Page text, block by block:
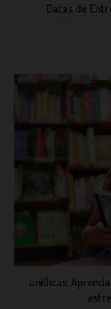
Datas de
UniDicas: